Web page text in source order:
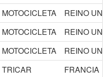
MOTOCICLETA
REINO
MOTOCICLETA
REINO
MOTOCICLETA
REINO
TRICAR
FRANCIA